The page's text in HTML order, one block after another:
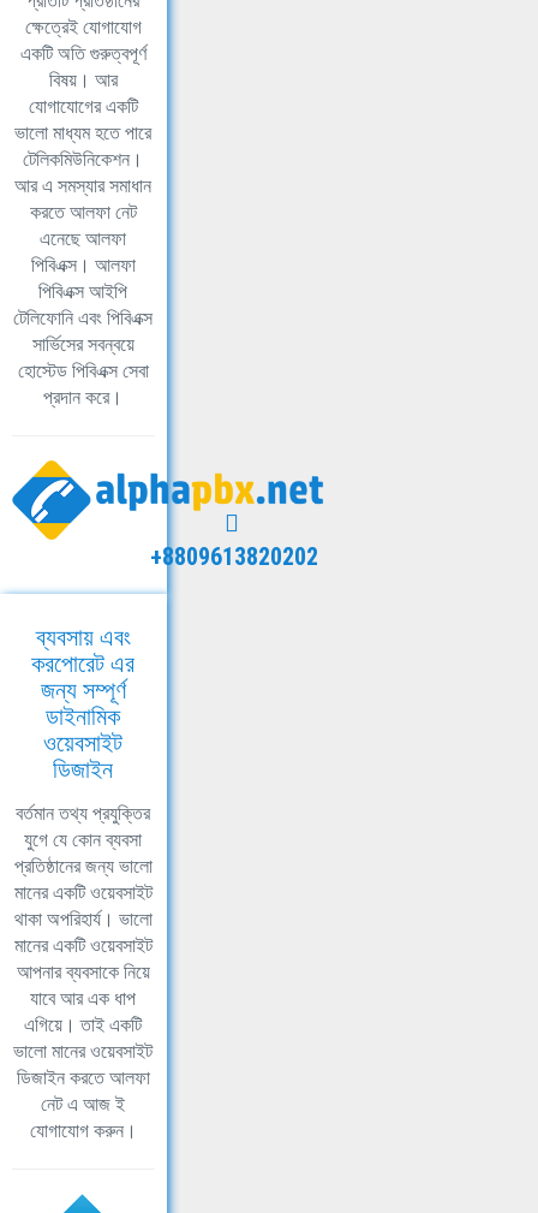
ক্ষেত্রেই যোগাযোগ
একটি অতি গুরুত্বপূর্ণ
বিষয়। আর
যোগাযোগের একটি
ভালো মাধ্যম হতে পারে
টেলিকমিউনিকেশন।
আর এ সমস্যার সমাধান
করতে আলফা নেট
এনেছে আলফা
পিবিএক্স। আলফা
পিবিএক্স আইপি
টেলিফোনি এবং পিবিএক্স
সার্ভিসের সবন্বয়ে
হোস্টেড পিবিএক্স সেবা
প্রদান করে।
+8809613820202
ব্যবসায় এবং
করপোরেট এর
জন্য সম্পূর্ণ
ডাইনামিক
ওয়েবসাইট
ডিজাইন
বর্তমান তথ্য প্রযুক্তির
যুগে যে কোন ব্যবসা
প্রতিষ্ঠানের জন্য ভালো
মানের একটি ওয়েবসাইট
থাকা অপরিহার্য। ভালো
মানের একটি ওয়েবসাইট
আপনার ব্যবসাকে নিয়ে
যাবে আর এক ধাপ
এগিয়ে। তাই একটি
ভালো মানের ওয়েবসাইট
ডিজাইন করতে আলফা
নেট এ আজ ই
যোগাযোগ করুন।